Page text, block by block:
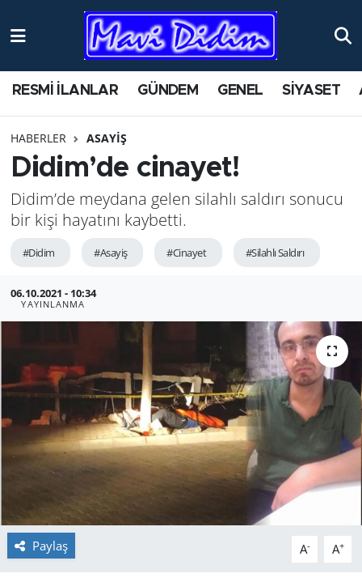
RESMİ İLANLAR GÜNDEM GENEL SİYASET
HABERLER ASAYİŞ
Didim’de cinayet!
Didim’de meydana gelen silahlı saldırı sonucu
bir kişi hayatını kaybetti.
#Didim #Asayiş #Cinayet #Silahlı Saldırı
06.10.2021 - 10:34
YAYINLANMA
Paylaş A- A+
ANTİK YERLER
AYDIN
ÇEVRE
EKONOMİ
GÜNDEM
HABERDE İNSAN
KÜLTÜR SANAT
MAGAZİN
POLİTİKA
Nöbetçi Eczaneler
Namaz Vakitleri
Süper Lig Puan Durumu ve Fikstür
Son Dakika Haberleri